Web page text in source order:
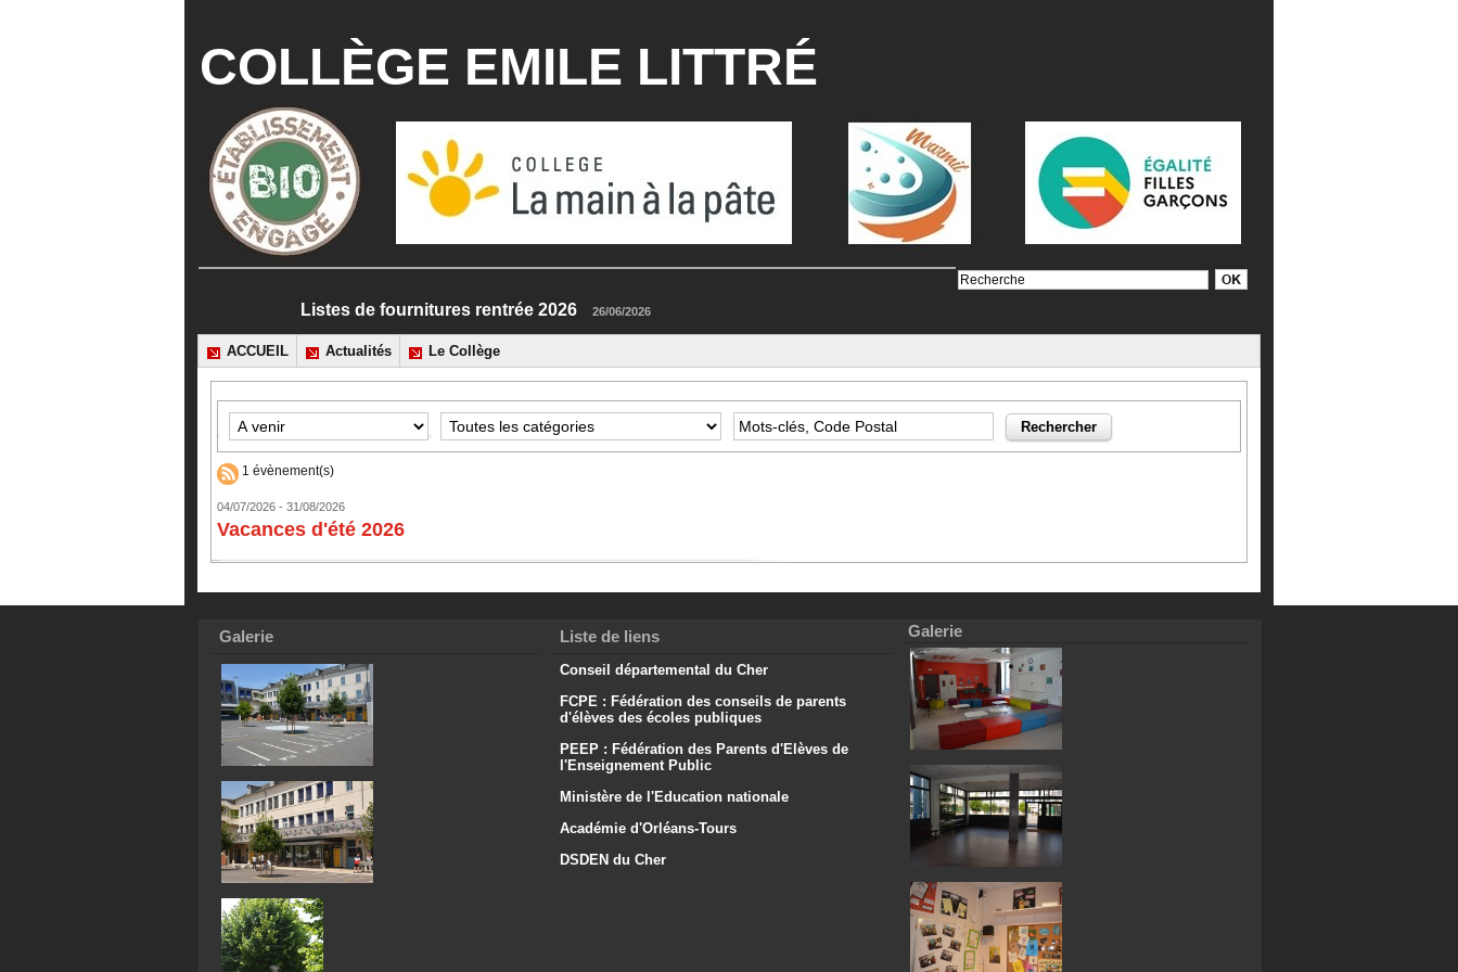
COLLÈGE EMILE LITTRÉ
Listes de fournitures rentrée 2026 26/06/2026
ACCUEIL Actualités Le Collège
1 évènement(s)
04/07/2026 - 31/08/2026
Vacances d'été 2026
Galerie Liste de liens
Conseil départemental du Cher
FCPE : Fédération des conseils de parents
d'élèves des écoles publiques
PEEP : Fédération des Parents d'Elèves de
l'Enseignement Public
Ministère de l'Education nationale
Académie d'Orléans-Tours
DSDEN du Cher
Galerie